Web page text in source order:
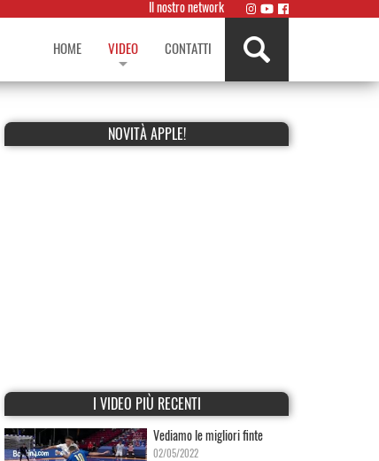
Il nostro network
HOME VIDEO CONTATTI
NOVITÀ APPLE!
I VIDEO PIÙ RECENTI
Vediamo le migliori finte
02/05/2022